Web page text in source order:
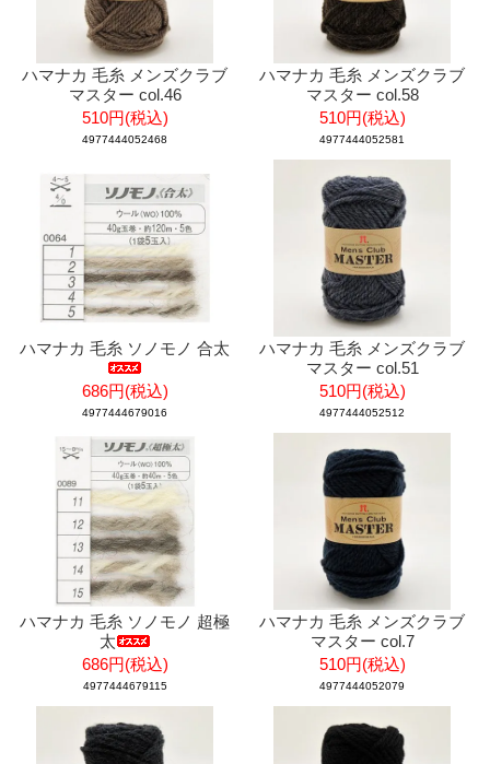
ハマナカ 毛糸 メンズクラブ
マスター col.46
510円(税込)
4977444052468
ハマナカ 毛糸 メンズクラブ
マスター col.58
510円(税込)
4977444052581
ハマナカ 毛糸 ソノモノ 合太
686円(税込)
4977444679016
ハマナカ 毛糸 メンズクラブ
マスター col.51
510円(税込)
4977444052512
ハマナカ 毛糸 ソノモノ 超極
太
686円(税込)
4977444679115
ハマナカ 毛糸 メンズクラブ
マスター col.7
510円(税込)
4977444052079